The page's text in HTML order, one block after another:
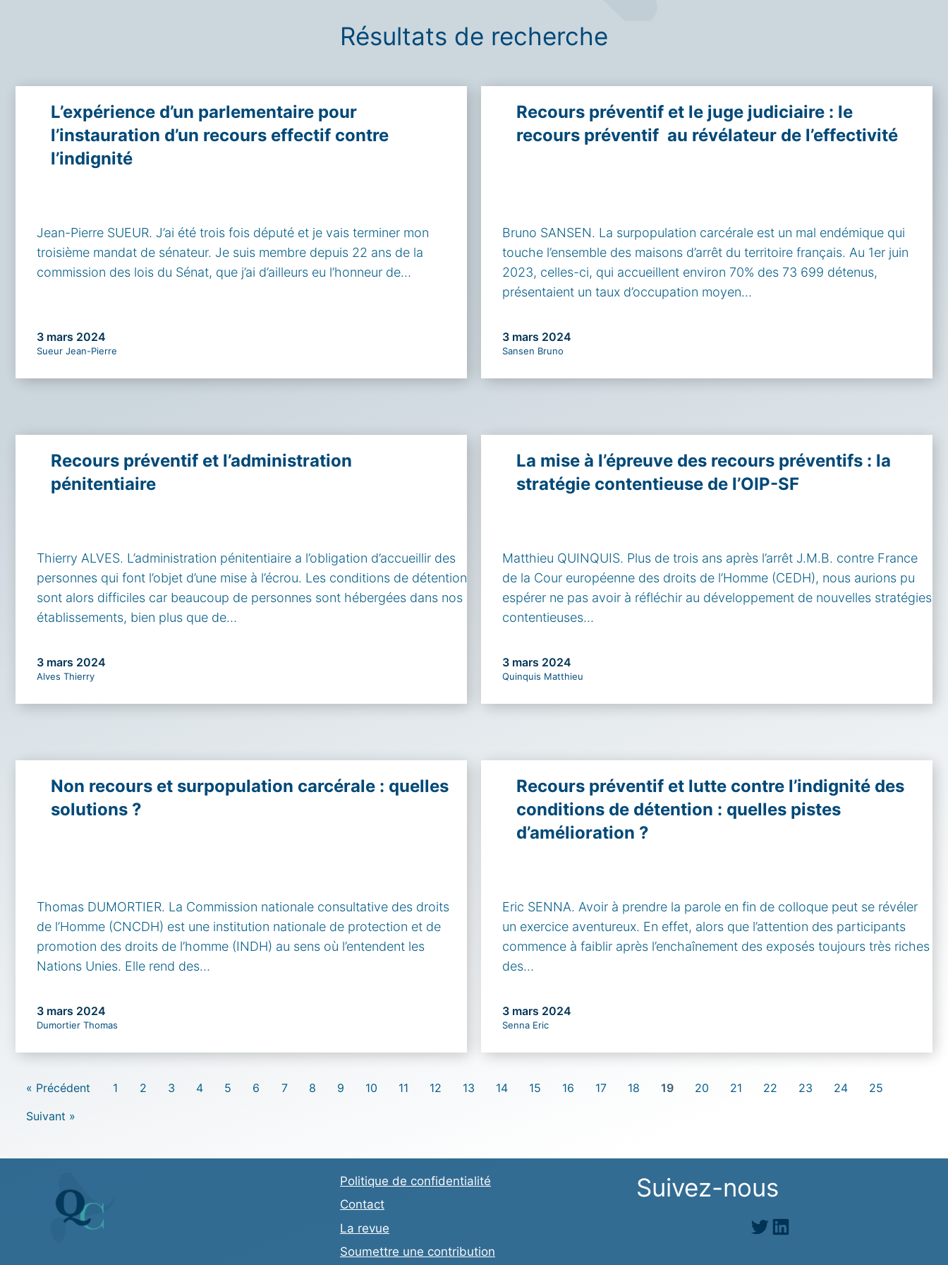
Résultats de recherche
L’expérience d’un parlementaire pour
l’instauration d’un recours effectif contre
l’indignité
Jean-Pierre SUEUR. J’ai été trois fois député et je vais terminer mon
troisième mandat de sénateur. Je suis membre depuis 22 ans de la
commission des lois du Sénat, que j’ai d’ailleurs eu l’honneur de…
3 mars 2024
Sueur Jean-Pierre
Recours préventif et le juge judiciaire : le
recours préventif au révélateur de l’effectivité
Bruno SANSEN. La surpopulation carcérale est un mal endémique qui
touche l’ensemble des maisons d’arrêt du territoire français. Au 1er juin
2023, celles-ci, qui accueillent environ 70% des 73 699 détenus,
présentaient un taux d’occupation moyen…
3 mars 2024
Sansen Bruno
Recours préventif et l’administration
pénitentiaire
Thierry ALVES. L’administration pénitentiaire a l’obligation d’accueillir des
personnes qui font l’objet d’une mise à l’écrou. Les conditions de détention
sont alors difficiles car beaucoup de personnes sont hébergées dans nos
établissements, bien plus que de…
3 mars 2024
Alves Thierry
La mise à l’épreuve des recours préventifs : la
stratégie contentieuse de l’OIP-SF
Matthieu QUINQUIS. Plus de trois ans après l’arrêt J.M.B. contre France
de la Cour européenne des droits de l’Homme (CEDH), nous aurions pu
espérer ne pas avoir à réfléchir au développement de nouvelles stratégies
contentieuses…
3 mars 2024
Quinquis Matthieu
Non recours et surpopulation carcérale : quelles
solutions ?
Thomas DUMORTIER. La Commission nationale consultative des droits
de l’Homme (CNCDH) est une institution nationale de protection et de
promotion des droits de l’homme (INDH) au sens où l’entendent les
Nations Unies. Elle rend des…
3 mars 2024
Dumortier Thomas
Recours préventif et lutte contre l’indignité des
conditions de détention : quelles pistes
d’amélioration ?
Eric SENNA. Avoir à prendre la parole en fin de colloque peut se révéler
un exercice aventureux. En effet, alors que l’attention des participants
commence à faiblir après l’enchaînement des exposés toujours très riches
des…
3 mars 2024
Senna Eric
« Précédent 1 2 3 4 5 6 7 8 9 10 11 12 13 14 15 16 17 18 19 20 21 22 23 24
25
Suivant »
Politique de confidentialité
Contact
La revue
Soumettre une contribution
Suivez-nous
TwitterLinkedIn